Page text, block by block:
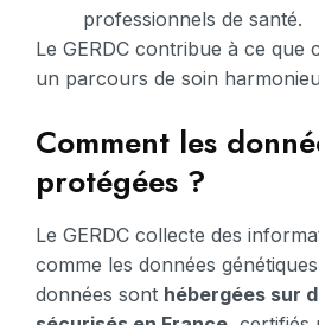
professionnels de santé.
Le GERDC contribue à ce que
un parcours de soin
Comment les
protégées ?
Le GERDC collecte des
comme les données
données sont hébergées sur